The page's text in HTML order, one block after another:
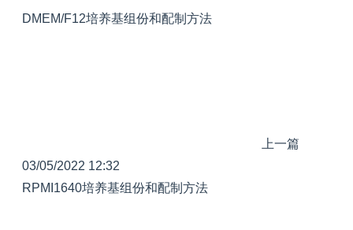
DMEM/F12培养基组份和配制方法
上一篇
03/05/2022 12:32
RPMI1640培养基组份和配制方法